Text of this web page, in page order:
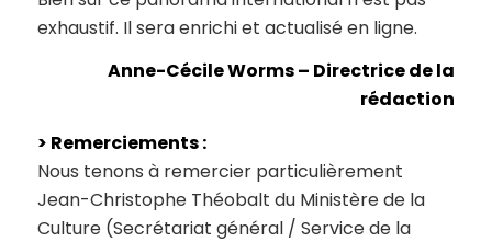
exhaustif. Il sera enrichi et actualisé en ligne.
Anne-Cécile Worms – Directrice de la
rédaction
> Remerciements :
Nous tenons à remercier particulièrement
Jean-Christophe Théobalt du Ministère de la
Culture (Secrétariat général / Service de la